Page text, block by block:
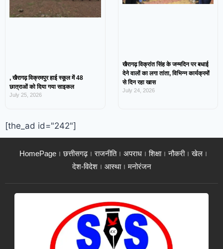
, खैरागढ़ विक्रमपुर हाई स्कूल में 48
छात्राओं को दिया गया साइकल
July 25, 2026
खैरागढ़ विक्रांत सिंह के जन्मदिन पर बधाई
देने वालों का लगा तांता, विभिन्न कार्यक्रमों
से दिन रहा खास
July 24, 2026
[the_ad id="242"]
HomePage छत्तीसगढ़ राजनीति अपराध शिक्षा नौकरी
खेल
देश-विदेश
आस्था मनोरंजन